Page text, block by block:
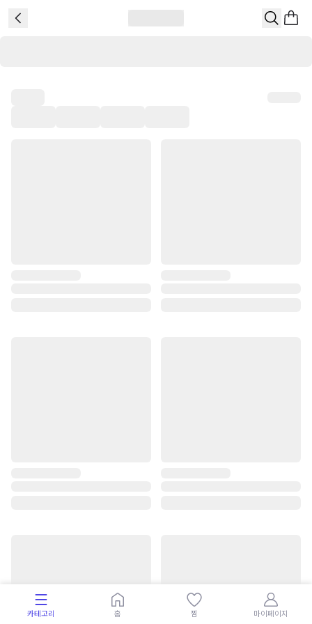
카테고리 홈 찜 마이페이지